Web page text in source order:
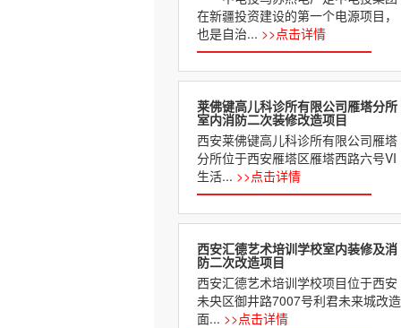
在新疆投资建设的第一个电源项目，
也是自治... >>点击详情
莱佛键高儿科诊所有限公司雁塔分所
室内消防二次装修改造项目
西安莱佛键高儿科诊所有限公司雁塔
分所位于西安雁塔区雁塔西路六号VI
生活... >>点击详情
西安汇德艺术培训学校室内装修及消
防二次改造项目
西安汇德艺术培训学校项目位于西安
未央区御井路7007号利君未来‎城‎改造
面... >>点击详情